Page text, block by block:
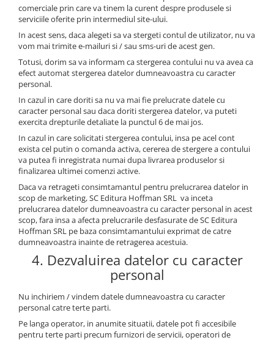
comerciale prin care va tinem la curent despre produsele si
serviciile oferite prin intermediul site-ului.
In acest sens, daca alegeti sa va stergeti contul de utilizator, nu va
vom mai trimite e-mailuri si / sau sms-uri de acest gen.
Totusi, dorim sa va informam ca stergerea contului nu va avea ca
efect automat stergerea datelor dumneavoastra cu caracter
personal.
In cazul in care doriti sa nu va mai fie prelucrate datele cu
caracter personal sau daca doriti stergerea datelor, va puteti
exercita drepturile detaliate la punctul 6 de mai jos.
In cazul in care solicitati stergerea contului, insa pe acel cont
exista cel putin o comanda activa, cererea de stergere a contului
va putea fi inregistrata numai dupa livrarea produselor si
finalizarea ultimei comenzi active.
Daca va retrageti consimtamantul pentru prelucrarea datelor in
scop de marketing, SC Editura Hoffman SRL va inceta
prelucrarea datelor dumneavoastra cu caracter personal in acest
scop, fara insa a afecta prelucrarile desfasurate de SC Editura
Hoffman SRL pe baza consimtamantului exprimat de catre
dumneavoastra inainte de retragerea acestuia.
4. Dezvaluirea datelor cu caracter
personal
Nu inchiriem / vindem datele dumneavoastra cu caracter
personal catre terte parti.
Pe langa operator, in anumite situatii, datele pot fi accesibile
pentru terte parti precum furnizori de servicii, operatori de